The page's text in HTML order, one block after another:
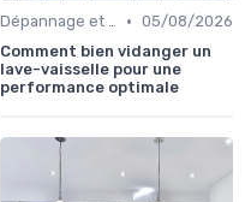
Dépannage et Réparations • 05/08/2026
Comment bien vidanger un
lave-vaisselle pour une
performance optimale